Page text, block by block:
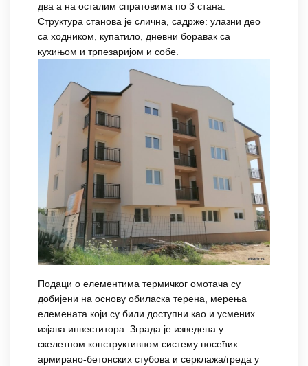
два а на осталим спратовима по 3 стана.
Структура станова је слична, садрже: улазни део
са ходником, купатило, дневни боравак са
кухињом и трпезаријом и собе.
Подаци о елементима термичког омотача су
добијени на основу обиласка терена, мерења
елемената који су били доступни као и усмених
изјава инвеститора. Зграда је изведена у
скелетном конструктивном систему носећих
армирано-бетонских стубова и серклажа/греда у